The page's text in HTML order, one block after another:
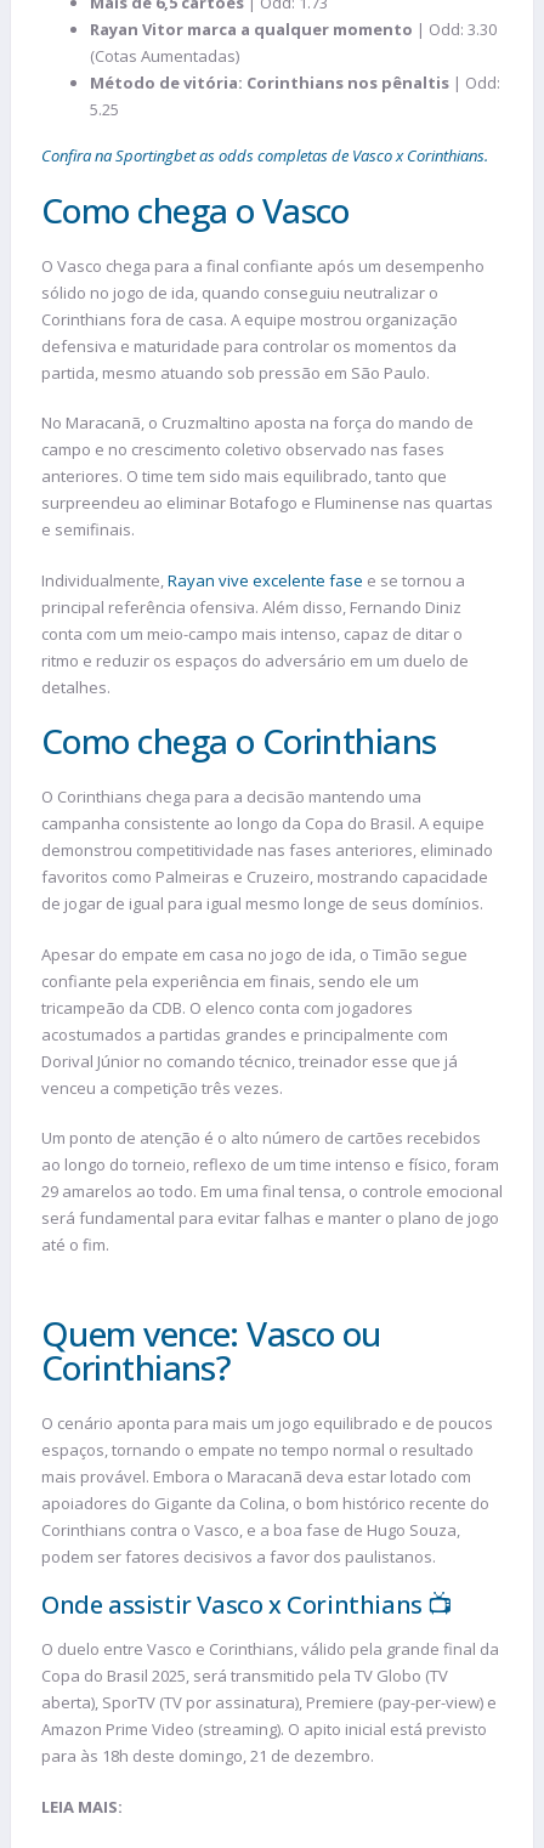
Rayan Vitor marca a qualquer momento | Odd: 3.30
(Cotas Aumentadas)
Método de vitória: Corinthians nos pênaltis | Odd:
5.25
Confira na Sportingbet as odds completas de Vasco x Corinthians.
Como chega o Vasco
O Vasco chega para a final confiante após um desempenho
sólido no jogo de ida, quando conseguiu neutralizar o
Corinthians fora de casa. A equipe mostrou organização
defensiva e maturidade para controlar os momentos da
partida, mesmo atuando sob pressão em São Paulo.
No Maracanã, o Cruzmaltino aposta na força do mando de
campo e no crescimento coletivo observado nas fases
anteriores. O time tem sido mais equilibrado, tanto que
surpreendeu ao eliminar Botafogo e Fluminense nas quartas
e semifinais.
Individualmente,Rayan vive excelente fase e se tornou a
principal referência ofensiva. Além disso, Fernando Diniz
conta com um meio-campo mais intenso, capaz de ditar o
ritmo e reduzir os espaços do adversário em um duelo de
detalhes.
Como chega o Corinthians
O Corinthians chega para a decisão mantendo uma
campanha consistente ao longo da Copa do Brasil. A equipe
demonstrou competitividade nas fases anteriores, eliminado
favoritos como Palmeiras e Cruzeiro, mostrando capacidade
de jogar de igual para igual mesmo longe de seus domínios.
Apesar do empate em casa no jogo de ida, o Timão segue
confiante pela experiência em finais, sendo ele um
tricampeão da CDB. O elenco conta com jogadores
acostumados a partidas grandes e principalmente com
Dorival Júnior no comando técnico, treinador esse que já
venceu a competição três vezes.
Um ponto de atenção é o alto número de cartões recebidos
ao longo do torneio, reflexo de um time intenso e físico, foram
29 amarelos ao todo. Em uma final tensa, o controle emocional
será fundamental para evitar falhas e manter o plano de jogo
até o fim.
Quem vence: Vasco ou
Corinthians?
O cenário aponta para mais um jogo equilibrado e de poucos
espaços, tornando o empate no tempo normal o resultado
mais provável. Embora o Maracanã deva estar lotado com
apoiadores do Gigante da Colina, o bom histórico recente do
Corinthians contra o Vasco, e a boa fase de Hugo Souza,
podem ser fatores decisivos a favor dos paulistanos.
Onde assistir Vasco x Corinthians 📺
O duelo entre Vasco e Corinthians, válido pela grande final da
Copa do Brasil 2025, será transmitido pela TV Globo (TV
aberta), SporTV (TV por assinatura), Premiere (pay-per-view) e
Amazon Prime Video (streaming). O apito inicial está previsto
para às 18h deste domingo, 21 de dezembro.
LEIA MAIS: